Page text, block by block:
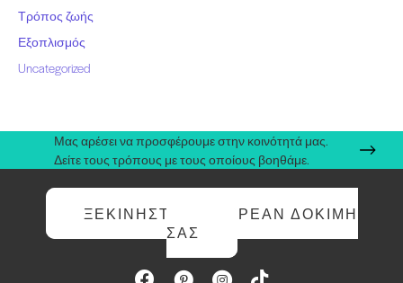
Τρόπος ζωής
Εξοπλισμός
Uncategorized
Μας αρέσει να προσφέρουμε στην κοινότητά μας.
Δείτε τους τρόπους με τους οποίους βοηθάμε.
ΞΕΚΙΝΉΣΤΕ ΤΗ ΔΩΡΕΆΝ ΔΟΚΙΜΉ
ΣΑΣ